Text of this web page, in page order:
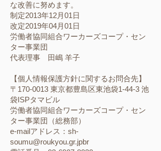
な改善に努めます。
制定2013年12月01日
改定2019年04月01日
労働者協同組合ワーカーズコープ・セン
ター事業団
代表理事 田嶋 羊子
【個人情報保護方針に関するお問合先】
〒170-0013 東京都豊島区東池袋1-44-3 池
袋ISPタマビル
労働者協同組合ワーカーズコープ・セン
ター事業団（総務部）
e-mailアドレス：sh-
soumu@roukyou.gr.jpbr